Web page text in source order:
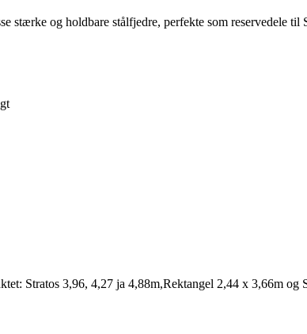
stærke og holdbare stålfjedre, perfekte som reservedele til
Stratos 3,96, 4,27 ja 4,88m,Rektangel 2,44 x 3,66m og